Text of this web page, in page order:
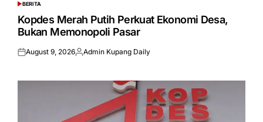
POSTED
IN
BERITA
Kopdes Merah Putih Perkuat Ekonomi Desa,
Bukan Memonopoli Pasar
Posted
August 9, 2026Posted
Admin Kupang Daily